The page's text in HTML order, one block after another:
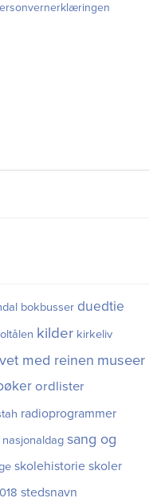
bokbusser duedtie
kilder kirkeliv
med reinen museer
ordlister
radioprogrammer
sang og
skolehistorie skoler
stedsnavn